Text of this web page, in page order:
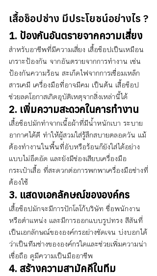
เสื้อช็อปช่าง มีประโยชน์อย่างไร ?
1. ป้องกันอันตรายจากความเสี่ยง
สำหรับอาชีพที่มีความเสี่ยง เสื้อช็อปเป็นเหมือน
เกราะป้องกัน จากอันตรายจากการทำงาน เช่น
ป้องกันความร้อน สะเก็ดไฟจากการเชื่อมเหล็ก
สารเคมี เครื่องมือที่อาจมีคม เป็นต้น เสื้อช็อป
ช่วยลดโอกาสเกิดอุบัติเหตุจากสิ่งเหล่านี้ได้
2. เพิ่มความสะดวกในการทำงาน
เสื้อช็อปมักทำจากเนื้อผ้าที่มีน้ำหนักเบา ระบาย
อากาศได้ดี ทำให้ผู้สวมใส่รู้สึกสบายตลอดวัน แม้
ต้องทำงานในพื้นที่อับหรือร้อนก็ยังใส่ได้อย่าง
แบบไม่อึดอัด และยังมีช่องเสียบเครื่องมือ
กระเป๋าเสื้อ ที่สะดวกต่อการพกพาเครื่องมือช่างที่
ต้องใช้
3. แสดงเอกลักษณ์ขององค์กร
เสื้อช็อปมักจะมีการปักโลโก้บริษัท ชื่อพนักงาน
หรือตำแหน่ง และมีการออกแบบรูปทรง สีสันที่
เป็นเอกลักษณ์ขององค์กรอย่างชัดเจน บ่งบอกได้
ว่าเป็นทีมช่างขององค์กรใดและช่วยเพิ่มความน่า
เชื่อถือ ดูมีความเป็นมืออาชีพ
4. สร้างความสามัคคีในทีม